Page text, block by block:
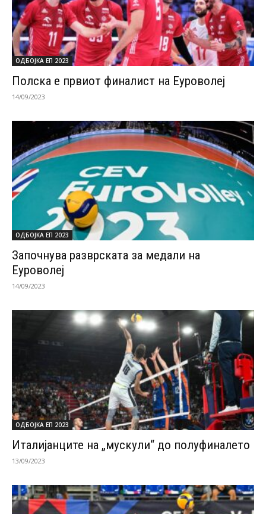
ОДБОЈКА ЕП 2023
Полска е првиот финалист на Еуроволеј
14/09/2023
ОДБОЈКА ЕП 2023
Започнува разврската за медали на
Еуроволеј
14/09/2023
ОДБОЈКА ЕП 2023
Италијанците на „мускули“ до полуфиналето
13/09/2023